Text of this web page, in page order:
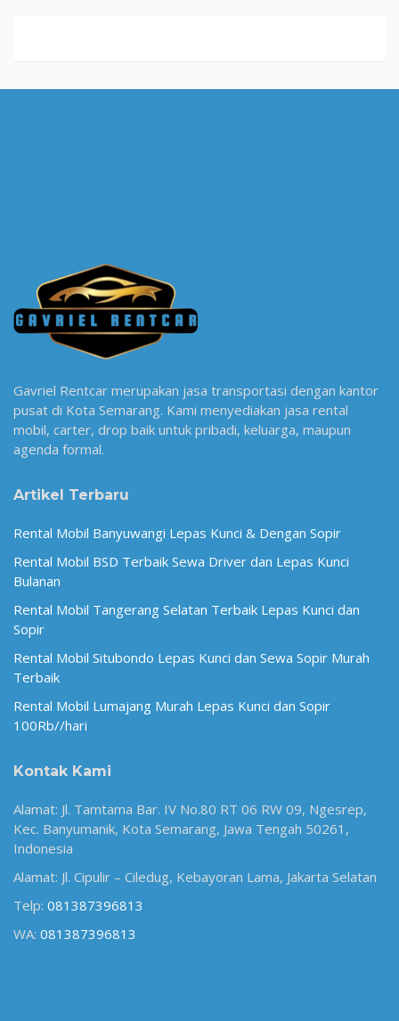
Gavriel Rentcar merupakan jasa transportasi dengan kantor
pusat di Kota Semarang. Kami menyediakan jasa rental
mobil, carter, drop baik untuk pribadi, keluarga, maupun
agenda formal.
Artikel Terbaru
Rental Mobil Banyuwangi Lepas Kunci & Dengan Sopir
Rental Mobil BSD Terbaik Sewa Driver dan Lepas Kunci
Bulanan
Rental Mobil Tangerang Selatan Terbaik Lepas Kunci dan
Sopir
Rental Mobil Situbondo Lepas Kunci dan Sewa Sopir Murah
Terbaik
Rental Mobil Lumajang Murah Lepas Kunci dan Sopir
100Rb//hari
Kontak Kami
Alamat: Jl. Tamtama Bar. IV No.80 RT 06 RW 09, Ngesrep,
Kec. Banyumanik, Kota Semarang, Jawa Tengah 50261,
Indonesia
Alamat: Jl. Cipulir – Ciledug, Kebayoran Lama, Jakarta Selatan
Telp: 081387396813
WA: 081387396813